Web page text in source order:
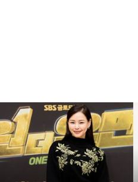
하
늬
패
션